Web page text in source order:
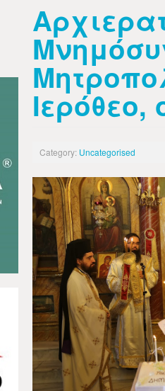
Category: Uncategorised